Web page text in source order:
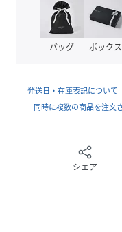
２５
７．
バッグ ボックス
発送日・在庫表記について
同時に複数の商品を注文
シェア